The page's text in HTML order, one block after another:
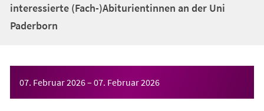
interessierte (Fach-)Abiturientinnen an der Uni
Paderborn
07. Februar 2026– 07. Februar 2026